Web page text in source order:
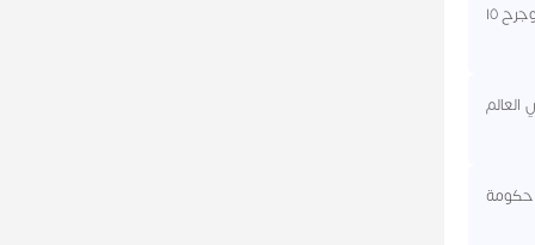
٢٠١٦ - تفجير قوي داخل ميدان السلطان أحمد في إسطنبول يسفر عن مقتل ١٠ أشخاص على الأقل وجرح ١٥
العالم
حكومة